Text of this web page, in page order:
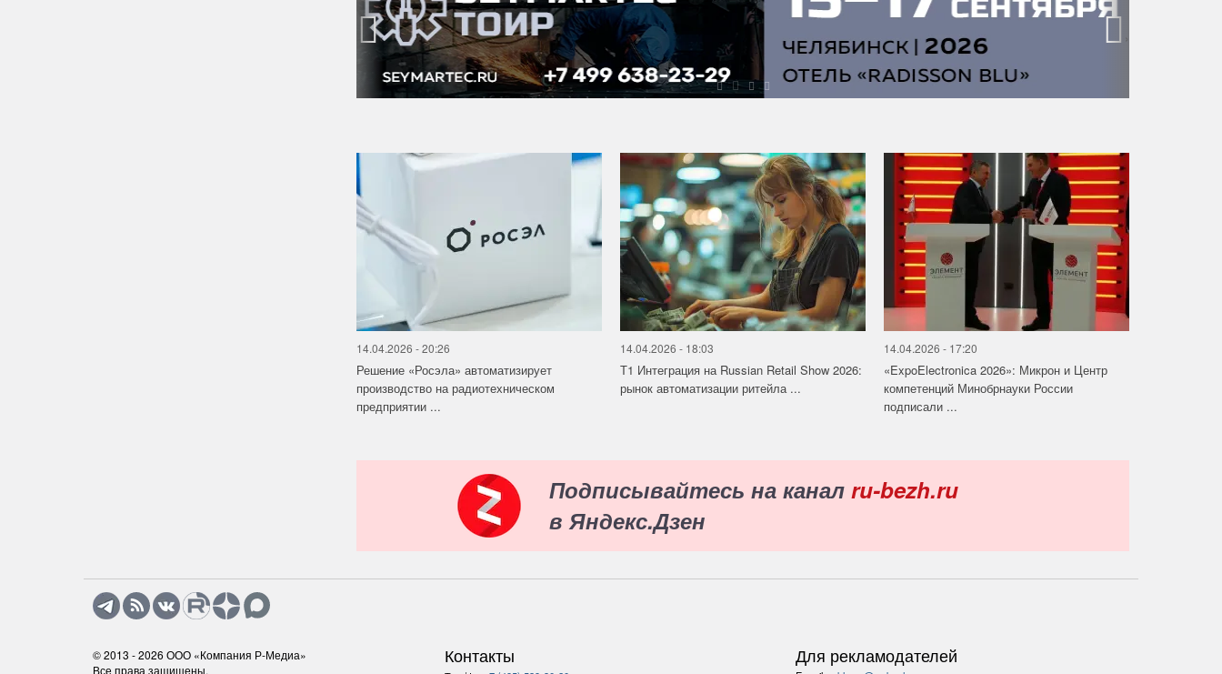
‹ ›
14.04.2026 - 20:26
Решение «Росэла» автоматизирует
производство на радиотехническом
предприятии ...
14.04.2026 - 18:03
Т1 Интеграция на Russian Retail Show 2026:
рынок автоматизации ритейла ...
14.04.2026 - 17:20
«ExpoElectronica 2026»: Микрон и Центр
компетенций Минобрнауки России
подписали ...
Подписывайтесь на канал ru-bezh.ru
в Яндекс.Дзен
© 2013 - 2026 ООО «Компания Р-Медиа»
Все права защищены.
Контакты Для рекламодателей